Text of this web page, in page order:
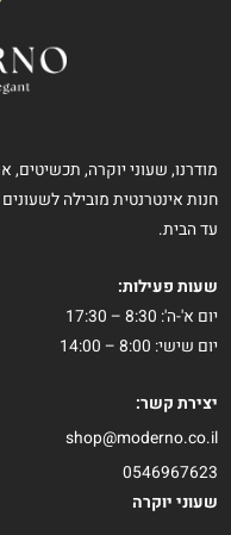
מודרנו, שעוני יוקרה, תכשיטים,
חנות אינטרנטית מובילה
עד הבית.
שעות פעילות:
יום א'-ה': 8:30 – 17:30
יום שישי: 8:00 – 14:00
יצירת קשר:
shop@moderno.co.il
0546967623
שעוני יוקרה